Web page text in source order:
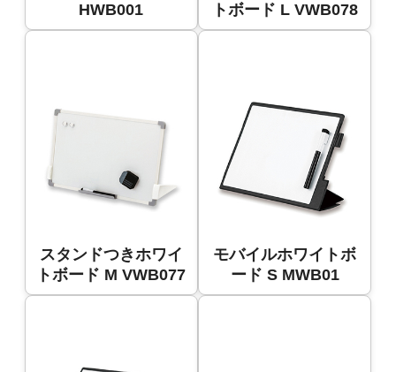
HWB001
トボード L VWB078
スタンドつきホワイ
トボード M VWB077
モバイルホワイトボ
ード S MWB01